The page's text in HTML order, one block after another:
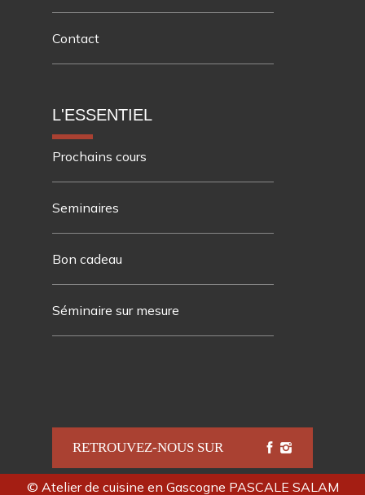
Contact
L'ESSENTIEL
Prochains cours
Seminaires
Bon cadeau
Séminaire sur mesure
RETROUVEZ-NOUS SUR
© Atelier de cuisine en Gascogne PASCALE SALAM